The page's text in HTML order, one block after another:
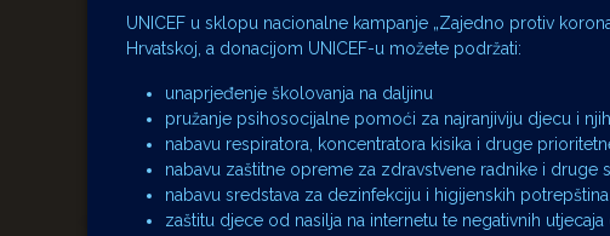
UNICEF u sklopu nacionalne kampanje „Zajedno protiv
Hrvatskoj, a donacijom UNICEF-u možete podržati:
unaprjeđenje školovanja na daljinu
pružanje psihosocijalne pomoći za najranjiviju djecu i
nabavu respiratora, koncentratora kisika i druge
nabavu zaštitne opreme za zdravstvene radnike i
nabavu sredstava za dezinfekciju i higijenskih potrepština
zaštitu djece od nasilja na internetu te negativnih